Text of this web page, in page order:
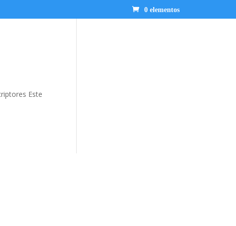
0 elementos
Este